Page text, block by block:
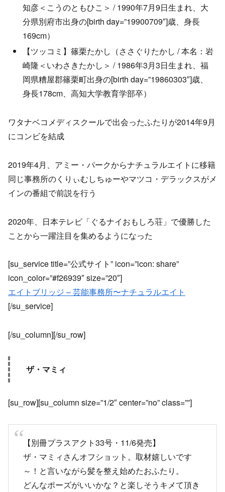
知彦＜こうのともひこ＞ / 1990年7月9日生まれ、大
分県別府市出身の[birth day=”19900709″]歳、身長
169cm）
【ツッコミ】篠栗たかし（ささぐりたかし / 本名：岩
崎隆＜いわさきたかし＞ / 1986年3月3日生まれ、福
岡県糟屋郡篠栗町出身の[birth day=”19860303″]歳、
身長178cm、高知大学教育学部卒）
ワタナベコメディスクールで出会ったふたりが2014年9月
にコンビを結成
2019年4月、アミー・パークからナチュラルエイトに移籍
同じ事務所のくりぃむしちゅーやマツコ・デラックスがメ
インの番組で前説を行う
2020年、日本テレビ「ぐるナイおもしろ荘」で優勝した
ことから一躍注目を集めるようになった
[su_service title=”公式サイト” icon=”icon: share”
icon_color=”#f26939″ size=”20″]
エイトブリッジ – 芸能事務所〜ナチュラルエイト
[/su_service]
[/su_column][/su_row]
ザ・マミィ
[su_row][su_column size=”1/2″ center=”no” class=””]
【別冊プラスアクト33号・11/6発売】
ザ・マミィさんオフショット。取材嬉しいです
～！と言いながら髪を整え始めたおふたり。
どんなポーズがいいかな？と楽しそうキメて頂き